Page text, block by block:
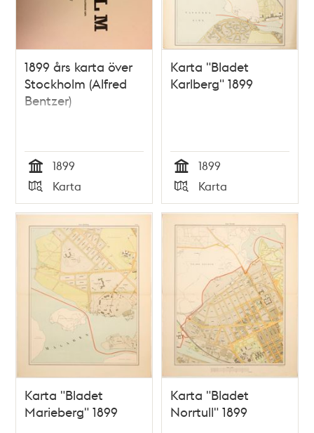
1899 års karta över
Stockholm (Alfred
Bentzer)
Tid
1899
Typ
Karta
Karta "Bladet
Karlberg" 1899
Tid
1899
Typ
Karta
Karta "Bladet
Marieberg" 1899
Karta "Bladet
Norrtull" 1899